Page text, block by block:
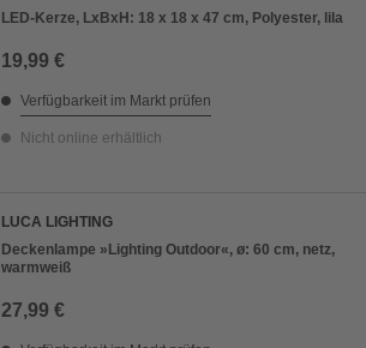
LED-Kerze, LxBxH: 18 x 18 x 47 cm, Polyester, lila
19,99 €
Verfügbarkeit im Markt prüfen
Nicht online erhältlich
LUCA LIGHTING
Deckenlampe »Lighting Outdoor«, ø: 60 cm, netz,
warmweiß
27,99 €